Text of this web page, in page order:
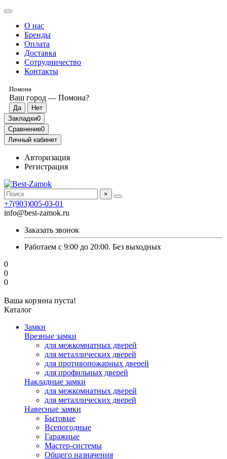
О нас
Бренды
Оплата
Доставка
Сотрудничество
Контакты
Помона
Ваш город — Помона?
Закладки0
Сравнение0
Личный кабинет
Авторизация
Регистрация
×
+7(903)005-03-01
info@best-zamok.ru
Заказать звонок
Работаем с 9:00 до 20:00. Без выходных
0
0
0
Ваша корзина пуста!
Каталог
Замки
Врезные замки
для межкомнатных дверей
для металлических дверей
для противопожарных дверей
для профильных дверей
Накладные замки
для межкомнатных дверей
для металлических дверей
Навесные замки
Бытовые
Всепогодные
Гаражные
Мастер-системы
Общего назначения